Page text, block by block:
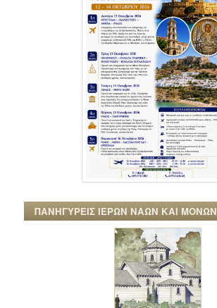
ΠΑΝΗΓΥΡΕΙΣ ΙΕΡΩΝ ΝΑΩΝ ΚΑΙ ΜΟΝΩΝ